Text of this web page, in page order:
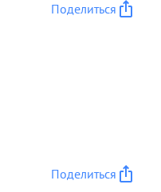
Поделиться
Поделиться